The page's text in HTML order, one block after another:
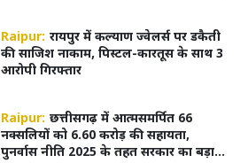
Raipur: रायपुर में कल्याण ज्वेलर्स पर डकैती
की साजिश नाकाम, पिस्टल-कारतूस के साथ 3
आरोपी गिरफ्तार
Raipur: छत्तीसगढ़ में आत्मसमर्पित 66
नक्सलियों को 6.60 करोड़ की सहायता,
पुनर्वास नीति 2025 के तहत सरकार का बड़ा